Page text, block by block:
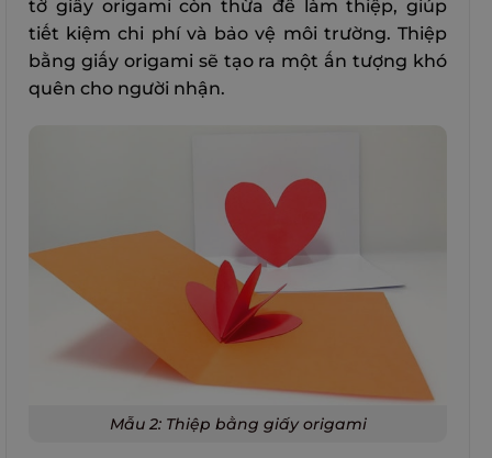
tờ giấy origami còn thừa để làm thiệp, giúp
tiết kiệm chi phí và bảo vệ môi trường. Thiệp
bằng giấy origami sẽ tạo ra một ấn tượng khó
quên cho người nhận.
Mẫu 2: Thiệp bằng giấy origami